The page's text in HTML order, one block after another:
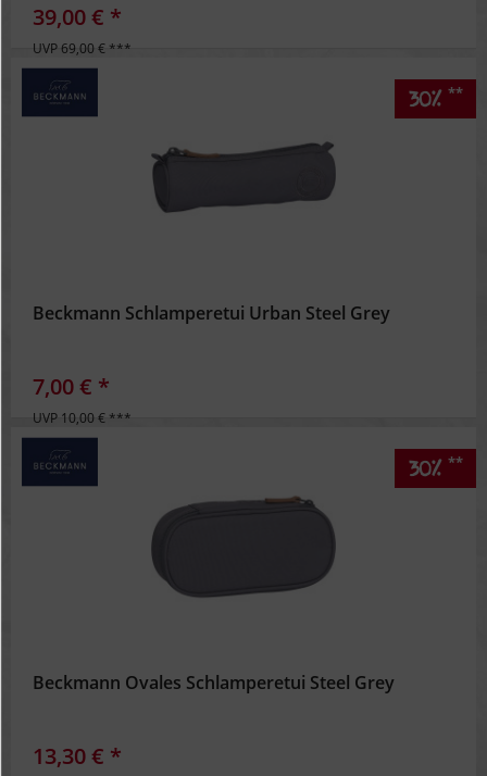
39,00 € *
UVP 69,00 € ***
30% **
Beckmann Schlamperetui Urban Steel Grey
7,00 € *
UVP 10,00 € ***
30% **
Beckmann Ovales Schlamperetui Steel Grey
13,30 € *